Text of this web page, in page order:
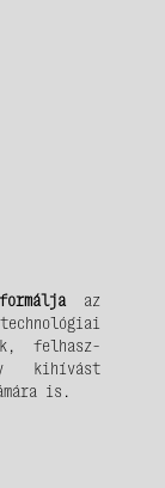
az
felhasz-
kihívást
is.